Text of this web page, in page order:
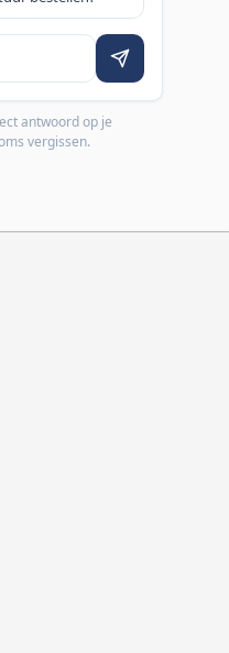
antwoord op je
vergissen.